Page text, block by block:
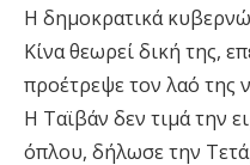
Η δημοκρατικά
Κίνα θεωρεί δική της,
προέτρεψε τον λαό της
Η Ταϊβάν δεν τιμά την
όπλου, δήλωσε την